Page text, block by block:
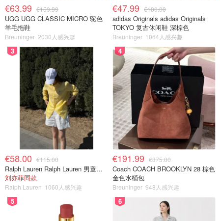
€63.99 €159.99
UGG UGG CLASSIC MICRO 驼色
羊毛拖鞋
Breuninger 2030人感兴趣
€47.99 €100.00
adidas Originals adidas Originals
TOKYO 复古休闲鞋 深棕色
Breuninger 1064人感兴趣
3
€58.00 €115.00
Ralph Lauren Ralph Lauren 男童亚麻衬衫
刘亦菲同款
Ralph Lauren 1060人感兴趣
4
€191.99 €375.00
Coach COACH BROOKLYN 28 棕色
金色水桶包
Breuninger 948人感兴趣
5 6